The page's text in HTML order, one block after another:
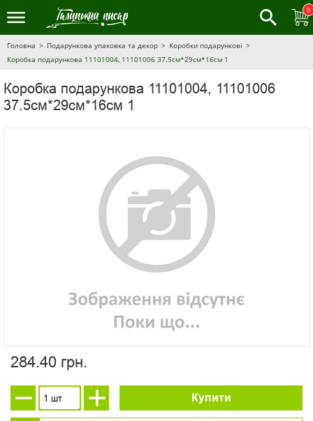
0
Головна Подарункова упаковка та декор
Коробки подарункові
Коробка подарункова 11101004, 11101006 37.5см*29см*16см 1
Коробка подарункова 11101004, 11101006
37.5см*29см*16см 1
284.40 грн.
Купити